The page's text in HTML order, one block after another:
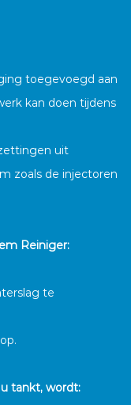
toegevoegd aan
kan doen tijdens
uit
zoals de injectoren
Reiniger:
te
tankt, wordt: